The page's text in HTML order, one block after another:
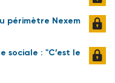
périmètre Nexem
sociale : "C’est le